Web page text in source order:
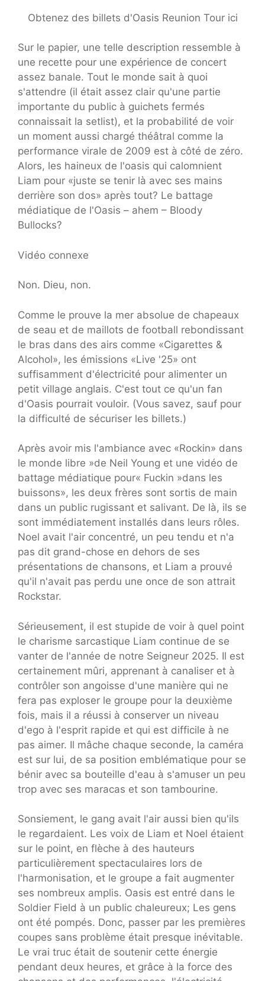
Obtenez des billets d'Oasis Reunion Tour ici
Sur le papier, une telle description ressemble à
une recette pour une expérience de concert
assez banale. Tout le monde sait à quoi
s'attendre (il était assez clair qu'une partie
importante du public à guichets fermés
connaissait la setlist), et la probabilité de voir
un moment aussi chargé théâtral comme la
performance virale de 2009 est à côté de zéro.
Alors, les haineux de l'oasis qui calomnient
Liam pour «juste se tenir là avec ses mains
derrière son dos» après tout? Le battage
médiatique de l'Oasis – ahem – Bloody
Bullocks?
Vidéo connexe
Non. Dieu, non.
Comme le prouve la mer absolue de chapeaux
de seau et de maillots de football rebondissant
le bras dans des airs comme «Cigarettes &
Alcohol», les émissions «Live '25» ont
suffisamment d'électricité pour alimenter un
petit village anglais. C'est tout ce qu'un fan
d'Oasis pourrait vouloir. (Vous savez, sauf pour
la difficulté de sécuriser les billets.)
Après avoir mis l'ambiance avec «Rockin» dans
le monde libre »de Neil Young et une vidéo de
battage médiatique pour« Fuckin »dans les
buissons», les deux frères sont sortis de main
dans un public rugissant et salivant. De là, ils se
sont immédiatement installés dans leurs rôles.
Noel avait l'air concentré, un peu tendu et n'a
pas dit grand-chose en dehors de ses
présentations de chansons, et Liam a prouvé
qu'il n'avait pas perdu une once de son attrait
Rockstar.
Sérieusement, il est stupide de voir à quel point
le charisme sarcastique Liam continue de se
vanter de l'année de notre Seigneur 2025. Il est
certainement mûri, apprenant à canaliser et à
contrôler son angoisse d'une manière qui ne
fera pas exploser le groupe pour la deuxième
fois, mais il a réussi à conserver un niveau
d'ego à l'esprit rapide et qui est difficile à ne
pas aimer. Il mâche chaque seconde, la caméra
est sur lui, de sa position emblématique pour se
bénir avec sa bouteille d'eau à s'amuser un peu
trop avec ses maracas et son tambourine.
Sonsiement, le gang avait l'air aussi bien qu'ils
le regardaient. Les voix de Liam et Noel étaient
sur le point, en flèche à des hauteurs
particulièrement spectaculaires lors de
l'harmonisation, et le groupe a fait augmenter
ses nombreux amplis. Oasis est entré dans le
Soldier Field à un public chaleureux; Les gens
ont été pompés. Donc, passer par les premières
coupes sans problème était presque inévitable.
Le vrai truc était de soutenir cette énergie
pendant deux heures, et grâce à la force des